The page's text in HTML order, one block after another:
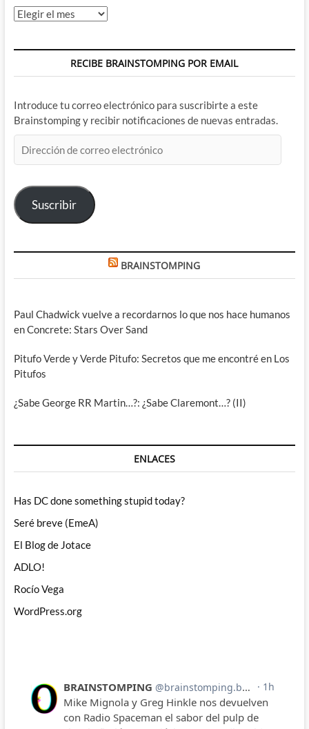
Archivos
RECIBE BRAINSTOMPING POR EMAIL
Introduce tu correo electrónico para suscribirte a este
Brainstomping y recibir notificaciones de nuevas entradas.
de
electrónico
Suscribir
BRAINSTOMPING
Paul Chadwick vuelve a recordarnos lo que nos hace humanos
en Concrete: Stars Over Sand
Pitufo Verde y Verde Pitufo: Secretos que me encontré en Los
Pitufos
¿Sabe George RR Martin…?: ¿Sabe Claremont…? (II)
ENLACES
Has DC done something stupid today?
Seré breve (EmeA)
El Blog de Jotace
ADLO!
Rocío Vega
WordPress.org